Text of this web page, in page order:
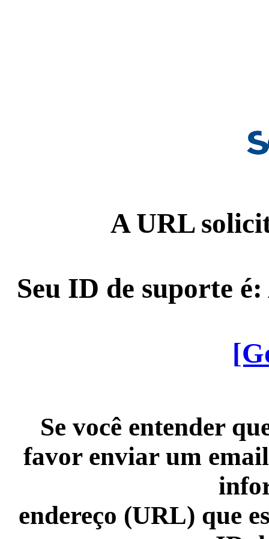
A URL
Seu ID de suporte
Se você entender
favor enviar um
endereço (URL) que